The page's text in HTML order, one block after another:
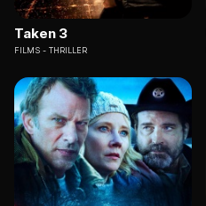
Taken 3
FILMS THRILLER